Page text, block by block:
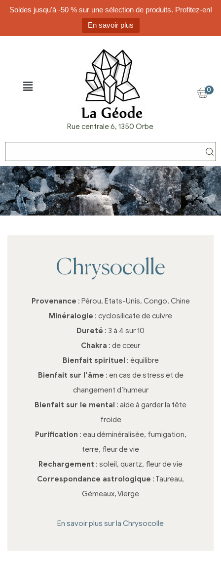
Soldes jusqu'à -50 % sur une sélection de produits. Profitez-en!
En savoir plus
Rue centrale 6, 1350 Orbe
0
Chrysocolle
Provenance : Pérou, Etats-Unis, Congo, Chine
Minéralogie : cyclosilicate de cuivre
Dureté : 3 à 4 sur 10
Chakra : de cœur
Bienfait spirituel : équilibre
Bienfait sur l’âme : en cas de stress et de
changement d’humeur
Bienfait sur le mental : aide à garder la tête
froide
Purification : eau déminéralisée, fumigation,
terre, fleur de vie
Rechargement : soleil, quartz, fleur de vie
Correspondance astrologique : Taureau,
Gémeaux, Vierge
En savoir plus sur la Chrysocolle